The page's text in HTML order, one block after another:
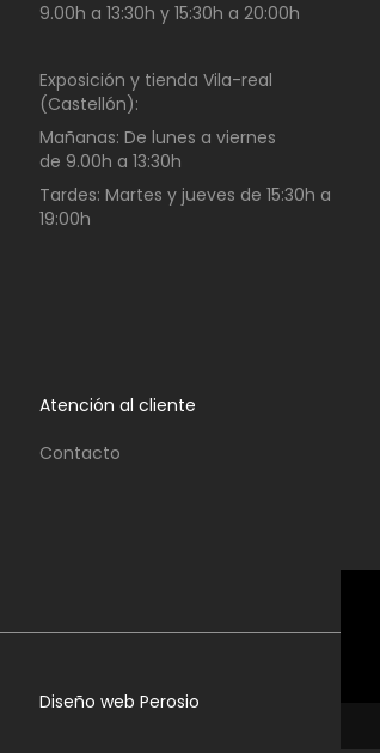
9.00h a 13:30h y 15:30h a 20:00h
Exposición y tienda Vila-real
(Castellón):
Mañanas: De lunes a viernes
de 9.00h a 13:30h
Tardes: Martes y jueves de 15:30h a
19:00h
Atención al cliente
Contacto
Diseño web Perosio